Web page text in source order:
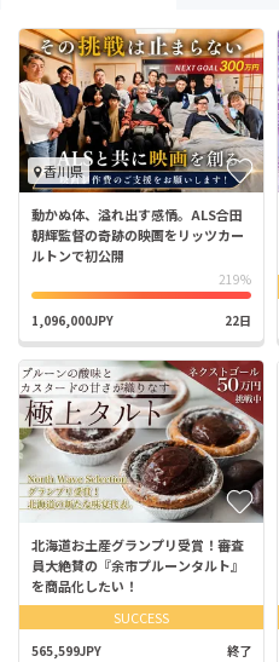
香川県
動かぬ体、溢れ出す感情。ALS合⽥
朝輝監督の奇跡の映画をリッツカー
ルトンで初公開
219%
1,096,000JPY 22日
北海道お土産グランプリ受賞！審査
員大絶賛の『余市プルーンタルト』
を商品化したい！
SUCCESS
565,599JPY 終了